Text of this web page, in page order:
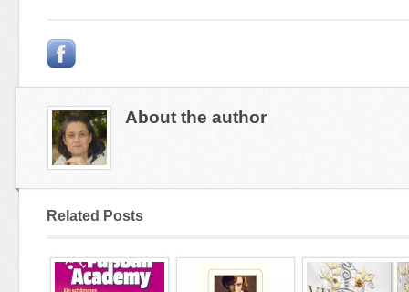
About the author
Related Posts